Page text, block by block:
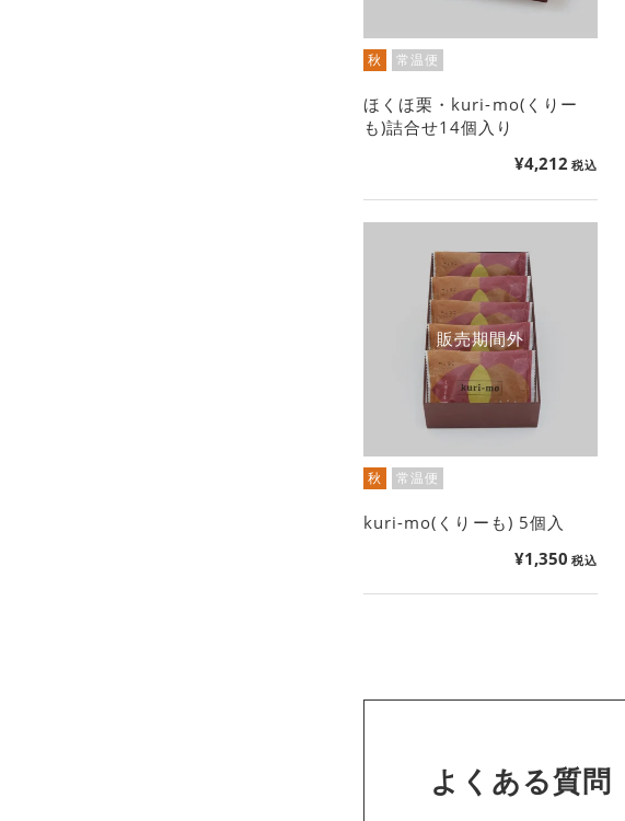
秋 常温便
ほくほ栗・kuri-mo(くりー
も)詰合せ14個入り
¥4,212 税込
販売期間外
秋 常温便
kuri-mo(くりーも) 5個入
¥1,350 税込
よくある質問